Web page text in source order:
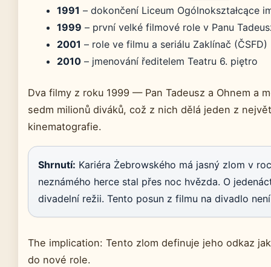
1991 – dokončení Liceum Ogólnokształcące
1999 – první velké filmové role v Panu
2001 – role ve filmu a seriálu Zaklínač (ČSFD)
2010 – jmenování ředitelem Teatru 6. piętro
Dva filmy z roku 1999 — Pan Tadeusz a Ohnem a
sedm milionů diváků, což z nich dělá jeden z
kinematografie.
Shrnutí: Kariéra Żebrowského má jasný zlom v
neznámého herce stal přes noc hvězda. O
divadelní režii. Tento posun z filmu na divadlo
The implication: Tento zlom definuje jeho odkaz
do nové role.